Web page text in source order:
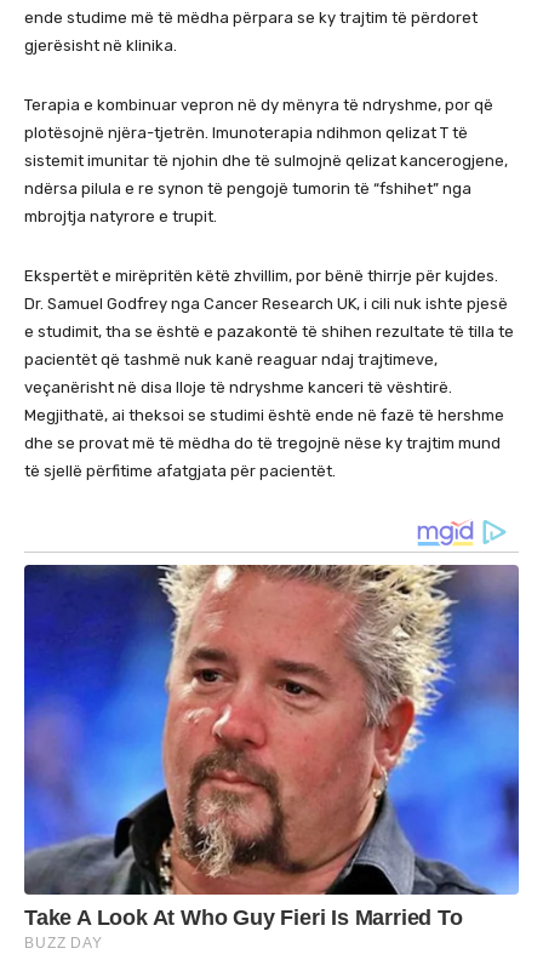
ende studime më të mëdha përpara se ky trajtim të përdoret
gjerësisht në klinika.
Terapia e kombinuar vepron në dy mënyra të ndryshme, por që
plotësojnë njëra-tjetrën. Imunoterapia ndihmon qelizat T të
sistemit imunitar të njohin dhe të sulmojnë qelizat kancerogjene,
ndërsa pilula e re synon të pengojë tumorin të “fshihet” nga
mbrojtja natyrore e trupit.
Ekspertët e mirëpritën këtë zhvillim, por bënë thirrje për kujdes.
Dr. Samuel Godfrey nga Cancer Research UK, i cili nuk ishte pjesë
e studimit, tha se është e pazakontë të shihen rezultate të tilla te
pacientët që tashmë nuk kanë reaguar ndaj trajtimeve,
veçanërisht në disa lloje të ndryshme kanceri të vështirë.
Megjithatë, ai theksoi se studimi është ende në fazë të hershme
dhe se provat më të mëdha do të tregojnë nëse ky trajtim mund
të sjellë përfitime afatgjata për pacientët.